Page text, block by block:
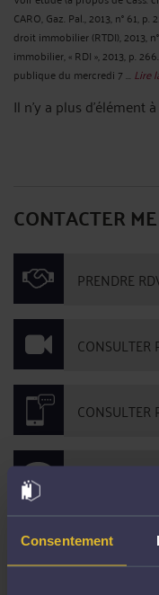
Consentement
CARO, Gaz. Pal., 2013, n° 61,
droit immobilier (RTDI), 2013,
immobilier, « RDI », 2013, p.
publique du mercredi 7 ... Lire
Il n'y a plus d'élément
CONTACTER
PRENDRE
CONSULTER
CONSULTER
Derniers